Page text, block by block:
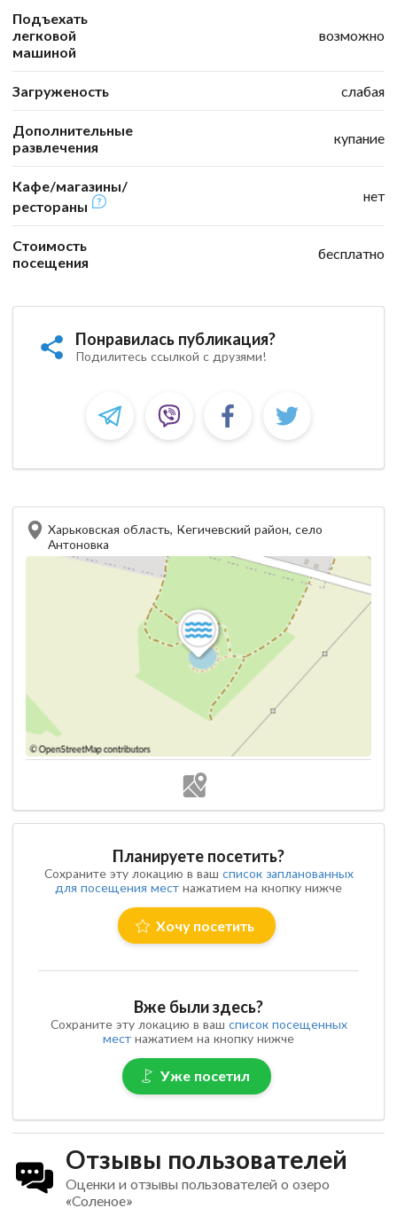
Подъехать
легковой
машиной
возможно
Загруженость слабая
Дополнительные
развлечения
купание
Кафе/магазины/
рестораны
нет
Стоимость
посещения
бесплатно
Понравилась публикация?
Подилитесь ссылкой с друзями!
Харьковская область, Кегичевский район, село
Антоновка
Планируете посетить?
Сохраните эту локацию в ваш список запланованных
для посещения мест нажатием на кнопку нижче
Хочу посетить
Вже были здесь?
Сохраните эту локацию в ваш список посещенных
мест нажатием на кнопку нижче
Уже посетил
Отзывы пользователей
Оценки и отзывы пользователей о озеро
«Соленое»